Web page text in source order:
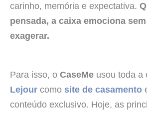
carinho, memória e expectativa.
pensada, a caixa emociona
exagerar.
Para isso, o CaseMe usou toda a
Lejour como site de casamento
conteúdo exclusivo. Hoje, as